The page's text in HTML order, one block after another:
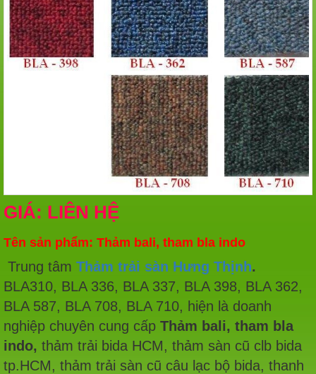
GIÁ: LIÊN HỆ
Tên sản phẩm: Thảm bali, tham bla indo
Trung tâm Thảm trải sàn Hưng Thịnh.
BLA310, BLA 336, BLA 337, BLA 398, BLA 362,
BLA 587, BLA 708, BLA 710, hiện là doanh
nghiệp chuyên cung cấp Thảm bali, tham bla
indo, thảm trải bida HCM, thảm sàn cũ clb bida
tp.HCM, thảm trải sàn cũ câu lạc bộ bida, thanh